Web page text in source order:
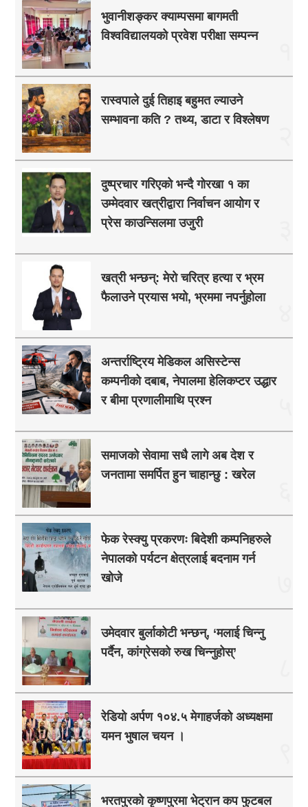
भुवानीशङ्कर क्याम्पसमा बागमती
विश्वविद्यालयको प्रवेश परीक्षा सम्पन्न
रास्वपाले दुई तिहाइ बहुमत ल्याउने
सम्भावना कति ? तथ्य, डाटा र विश्लेषण
दुष्प्रचार गरिएको भन्दै गोरखा १ का
उम्मेदवार खत्रीद्वारा निर्वाचन आयोग र
प्रेस काउन्सिलमा उजुरी
खत्री भन्छन्: मेरो चरित्र हत्या र भ्रम
फैलाउने प्रयास भयो, भ्रममा नपर्नुहोला
अन्तर्राष्ट्रिय मेडिकल असिस्टेन्स
कम्पनीको दबाब, नेपालमा हेलिकप्टर उद्धार
र बीमा प्रणालीमाथि प्रश्न
समाजको सेवामा सधै लागे अब देश र
जनतामा समर्पित हुन चाहान्छु : खरेल
फेक रेस्क्यु प्रकरणः बिदेशी कम्पनिहरुले
नेपालको पर्यटन क्षेत्रलाई बदनाम गर्न
खोजे
उमेदवार बुर्लाकोटी भन्छन्, ‘मलाई चिन्नु
पर्दैन, कांग्रेसको रुख चिन्नुहोस्’
रेडियो अर्पण १०४.५ मेगाहर्जको अध्यक्षमा
यमन भुषाल चयन ।
भरतपुरको कृष्णपुरमा भेट्रान कप फुटबल